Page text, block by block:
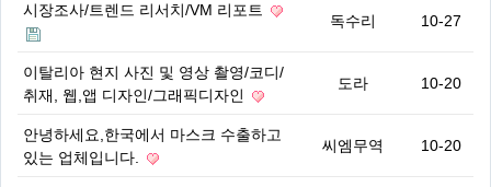
시장조사/트렌드 리서치/VM 리포트
독수리 10-27
이탈리아 현지 사진 및 영상 촬영/코디/
취재, 웹,앱 디자인/그래픽디자인
도라 10-20
안녕하세요,한국에서 마스크 수출하고
있는 업체입니다.
씨엠무역 10-20